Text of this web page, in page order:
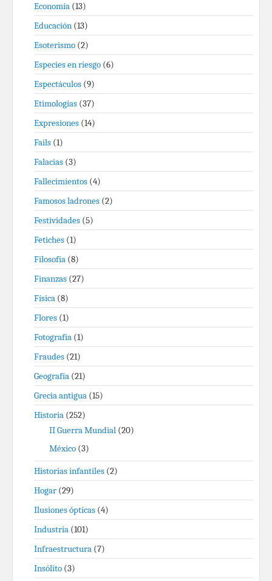
Economía (13)
Educación (13)
Esoterismo (2)
Especies en riesgo (6)
Espectáculos (9)
Etimologías (37)
Expresiones (14)
Fails (1)
Falacias (3)
Fallecimientos (4)
Famosos ladrones (2)
Festividades (5)
Fetiches (1)
Filosofía (8)
Finanzas (27)
Física (8)
Flores (1)
Fotografía (1)
Fraudes (21)
Geografía (21)
Grecia antigua (15)
Historia (252)
II Guerra Mundial (20)
México (3)
Historias infantiles (2)
Hogar (29)
Ilusiones ópticas (4)
Industria (101)
Infraestructura (7)
Insólito (3)